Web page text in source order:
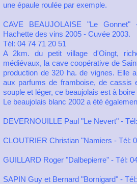
une épaule roulée par exemple.
CAVE BEAUJOLAISE "Le
Hachette des vins 2005 - Cuvée 2003.
Tél: 04 74 71 20 51
A 2km. du petit village d'Oingt,
médiévaux, la cave coopérative de
production de 320 ha. de vignes. Elle
aux parfums de framboise, de cassis
souple et léger, ce beaujolais est à
Le beaujolais blanc 2002 a été
DEVERNOUILLE Paul "Le Nevert" -
CLOUTRIER Christian "Namiers - Tél:
GUILLARD Roger "Dalbepierre" - Tél:
SAPIN Guy et Bernard "Bornigard" -